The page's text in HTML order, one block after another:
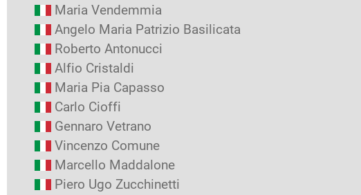
Maria Vendemmia
Angelo Maria Patrizio Basilicata
Roberto Antonucci
Alfio Cristaldi
Maria Pia Capasso
Carlo Cioffi
Gennaro Vetrano
Vincenzo Comune
Marcello Maddalone
Piero Ugo Zucchinetti